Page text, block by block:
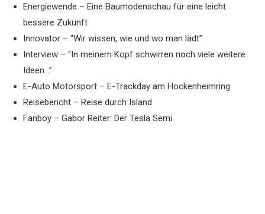
Energiewende – Eine Baumodenschau für eine leicht
bessere Zukunft
Innovator – “Wir wissen, wie und wo man lädt”
Interview – “In meinem Kopf schwirren noch viele weitere
Ideen…”
E-Auto Motorsport – E-Trackday am Hockenheimring
Reisebericht – Reise durch Island
Fanboy – Gabor Reiter: Der Tesla Semi